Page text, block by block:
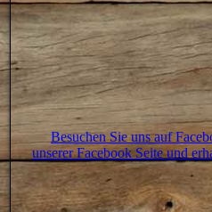
Besuchen Sie uns auf
unserer Facebook Seite und